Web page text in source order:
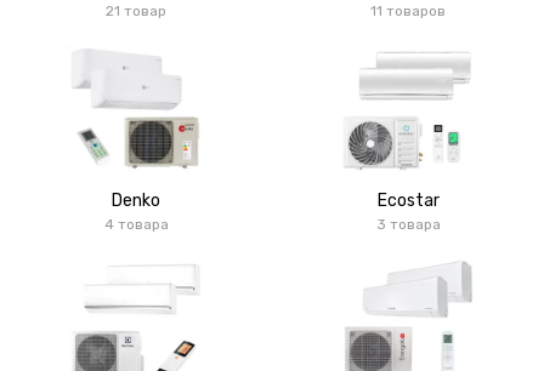
21 товар 11 товаров
Denko
4 товара
Ecostar
3 товара